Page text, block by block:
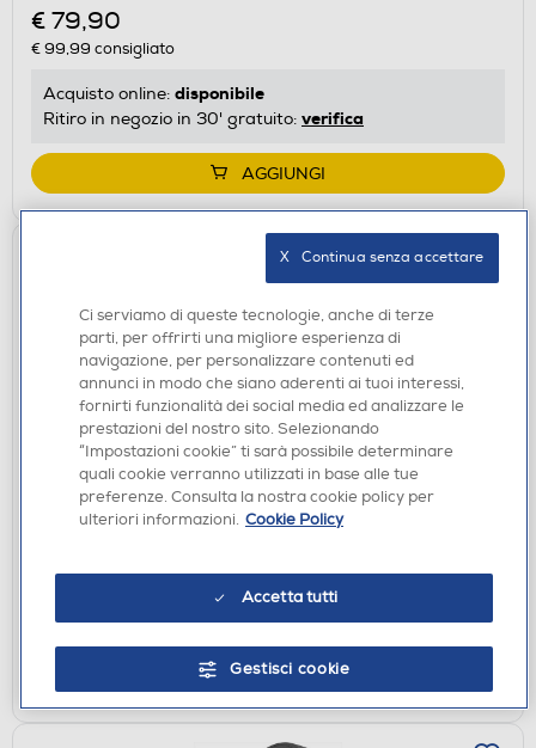
€ 79,90
€ 99,99 consigliato
Acquisto online: disponibile
Ritiro in negozio in 30' gratuito: verifica
AGGIUNGI
CUFFIE
BEATS BY DR.DRE - STUDIO PRO CUFFIE
WIRELESS-caffè
disponibile
Ritiro in negozio:non disponibile
AGGIUNGI
Ci serviamo di queste tecnologie, anche di terze
parti, per offrirti una migliore esperienza di
navigazione, per personalizzare contenuti ed
annunci in modo che siano aderenti ai tuoi interessi,
fornirti funzionalità dei social media ed analizzare le
prestazioni del nostro sito. Selezionando
“Impostazioni cookie” ti sarà possibile determinare
quali cookie verranno utilizzati in base alle tue
preferenze. Consulta la nostra cookie policy per
ulteriori informazioni. Cookie Policy
Accetta tutti
Gestisci cookie
X   Continua senza accettare